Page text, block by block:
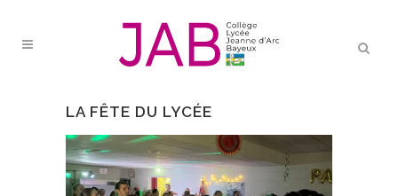
LA FÊTE DU LYCÉE